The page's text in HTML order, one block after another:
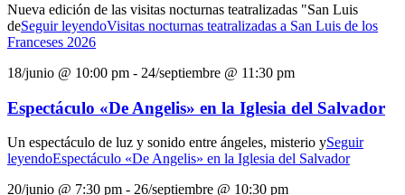
Nueva edición de las visitas nocturnas teatralizadas "San Luis
deSeguir leyendoVisitas nocturnas teatralizadas a San Luis de los
Franceses 2026
18/junio @ 10:00 pm - 24/septiembre @ 11:30 pm
Espectáculo «De Angelis» en la Iglesia del Salvador
Un espectáculo de luz y sonido entre ángeles, misterio ySeguir
leyendoEspectáculo «De Angelis» en la Iglesia del Salvador
20/junio @ 7:30 pm - 26/septiembre @ 10:30 pm